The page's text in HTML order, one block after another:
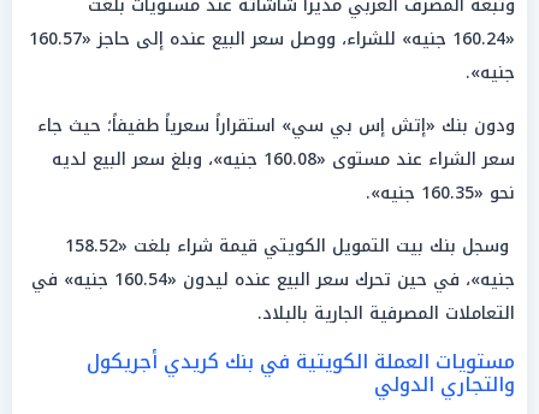
«160.24 جنيه» للشراء، ووصل سعر البيع عنده إلى حاجز «160.57
جنيه».
ودون بنك «إتش إس بي سي» استقراراً سعرياً طفيفاً؛ حيث جاء
سعر الشراء عند مستوى «160.08 جنيه»، وبلغ سعر البيع لديه
نحو «160.35 جنيه».
وسجل بنك بيت التمويل الكويتي قيمة شراء بلغت «158.52
جنيه»، في حين تحرك سعر البيع عنده ليدون «160.54 جنيه» في
التعاملات المصرفية الجارية بالبلاد.
مستويات العملة الكويتية في بنك كريدي أجريكول
والتجاري الدولي